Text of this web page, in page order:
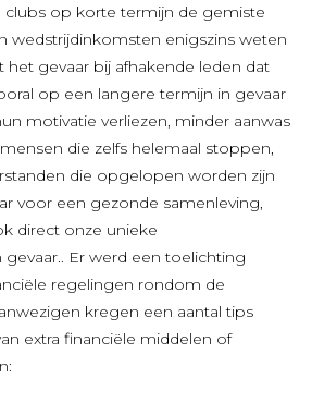
clubs op korte termijn de gemiste
wedstrijdinkomsten enigszins weten
het gevaar bij afhakende leden dat
op een langere termijn in gevaar
motivatie verliezen, minder aanwas
die zelfs helemaal stoppen,
die opgelopen worden zijn
voor een gezonde samenleving,
direct onze unieke
Er werd een toelichting
regelingen rondom de
kregen een aantal tips
extra financiële middelen of